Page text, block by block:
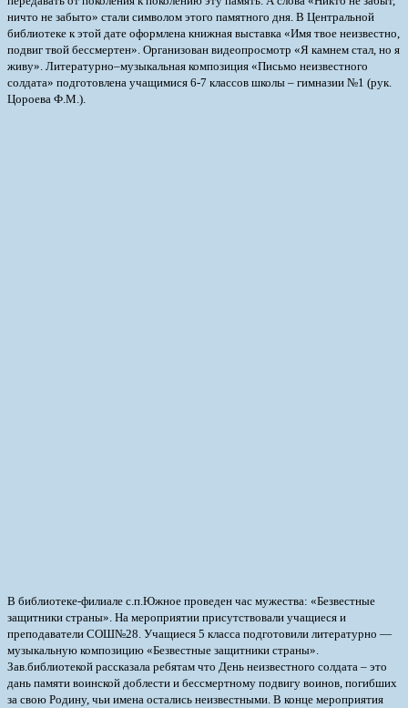
ничто не забыто» стали символом этого памятного дня. В Центральной
библиотеке к этой дате оформлена книжная выставка «Имя твое неизвестно,
подвиг твой бессмертен». Организован видеопросмотр «Я камнем стал, но я
живу». Литературно–музыкальная композиция «Письмо неизвестного
солдата» подготовлена учащимися 6-7 классов школы – гимназии №1 (рук.
Цороева Ф.М.).
В библиотеке-филиале с.п.Южное проведен час мужества: «Безвестные
защитники страны». На мероприятии присутствовали учащиеся и
преподаватели СОШ№28. Учащиеся 5 класса подготовили литературно —
музыкальную композицию «Безвестные защитники страны».
Зав.библиотекой рассказала ребятам что День неизвестного солдата – это
дань памяти воинской доблести и бессмертному подвигу воинов, погибших
за свою Родину, чьи имена остались неизвестными. В конце мероприятия